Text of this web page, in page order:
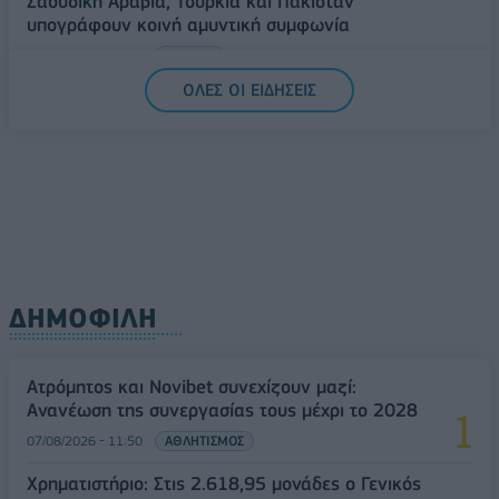
υπογράφουν κοινή αμυντική συμφωνία
ΟΛΕΣ ΟΙ ΕΙΔΗΣΕΙΣ
ΔΗΜΟΦΙΛΗ
Ατρόμητος και Novibet συνεχίζουν μαζί:
Ανανέωση της συνεργασίας τους μέχρι το 2028
07/08/2026 - 11:50 ΑΘΛΗΤΙΣΜΟΣ
Χρηματιστήριο: Στις 2.618,95 μονάδες ο Γενικός